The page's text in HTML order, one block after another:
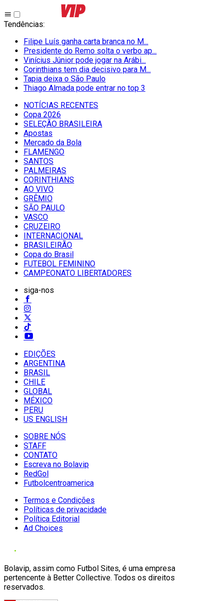
Tendências:
Filipe Luís ganha carta branca no M...
Presidente do Remo solta o verbo ap...
Vinícius Júnior pode jogar na Arábi...
Corinthians tem dia decisivo para M...
Tapia deixa o São Paulo
Thiago Almada pode entrar no top 3
NOTÍCIAS RECENTES
Copa 2026
SELEÇÃO BRASILEIRA
Apostas
Mercado da Bola
FLAMENGO
SANTOS
PALMEIRAS
CORINTHIANS
AO VIVO
GRÊMIO
SĀO PAULO
VASCO
CRUZEIRO
INTERNACIONAL
BRASILEIRÃO
Copa do Brasil
FUTEBOL FEMININO
CAMPEONATO LIBERTADORES
siga-nos
EDIÇÕES
ARGENTINA
BRASIL
CHILE
GLOBAL
MÉXICO
PERU
US ENGLISH
SOBRE NÓS
STAFF
CONTATO
Escreva no Bolavip
RedGol
Futbolcentroamerica
Termos e Condições
Políticas de privacidade
Política Editorial
Ad Choices
Bolavip, assim como Futbol Sites, é uma empresa
pertencente à Better Collective. Todos os direitos
reservados.